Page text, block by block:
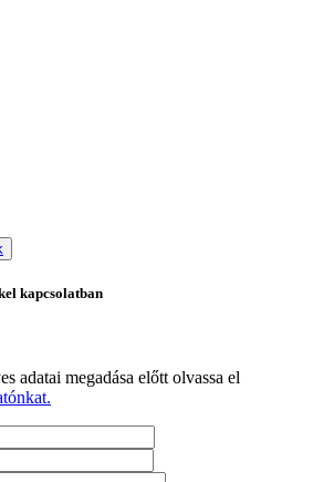
kapcsolatban
adatai megadása előtt olvassa el